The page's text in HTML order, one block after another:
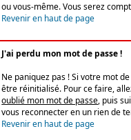
ou vous-même. Vous serez
Revenir en haut de page
J'ai perdu mon mot de passe !
Ne paniquez pas ! Si votre mot
être réinitialisé. Pour ce faire,
oublié mon mot de passe, puis
vous reconnecter en un rien de
Revenir en haut de page